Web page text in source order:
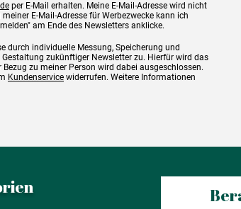
per E-Mail erhalten. Meine E-Mail-Adresse wird nicht
E-Mail-Adresse für Werbezwecke kann ich
am Ende des Newsletters anklicke.
durch individuelle Messung, Speicherung und
zukünftiger Newsletter zu. Hierfür wird das
zu meiner Person wird dabei ausgeschlossen.
Kundenservice widerrufen. Weitere Informationen